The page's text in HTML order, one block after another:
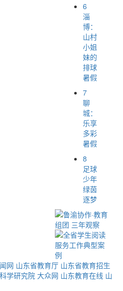
6
淄
博：
山村
小姐
妹的
排球
暑假
7
聊
城：
乐享
多彩
暑假
8
足球
少年
绿茵
逐梦
网 山东省教育厅 山东省教育招生
学研究院 大众网 山东教育在线 山